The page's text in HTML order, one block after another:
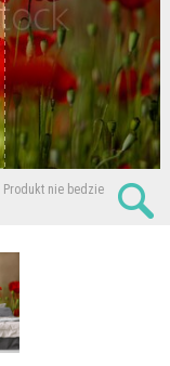
Produkt nie bedzie